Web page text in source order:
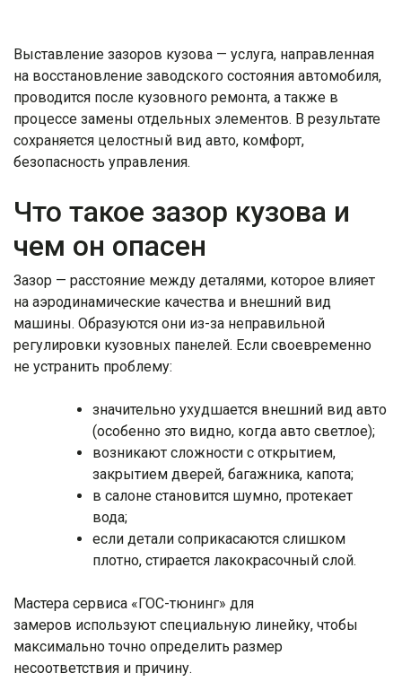
Выставление зазоров кузова — услуга, направленная
на восстановление заводского состояния автомобиля,
проводится после кузовного ремонта, а также в
процессе замены отдельных элементов. В результате
сохраняется целостный вид авто, комфорт,
безопасность управления.
Что такое зазор кузова и
чем он опасен
Зазор — расстояние между деталями, которое влияет
на аэродинамические качества и внешний вид
машины. Образуются они из-за неправильной
регулировки кузовных панелей. Если своевременно
не устранить проблему:
значительно ухудшается внешний вид авто
(особенно это видно, когда авто светлое);
возникают сложности с открытием,
закрытием дверей, багажника, капота;
в салоне становится шумно, протекает
вода;
если детали соприкасаются слишком
плотно, стирается лакокрасочный слой.
Мастера сервиса «ГОС-тюнинг» для
замеров используют специальную линейку, чтобы
максимально точно определить размер
несоответствия и причину.